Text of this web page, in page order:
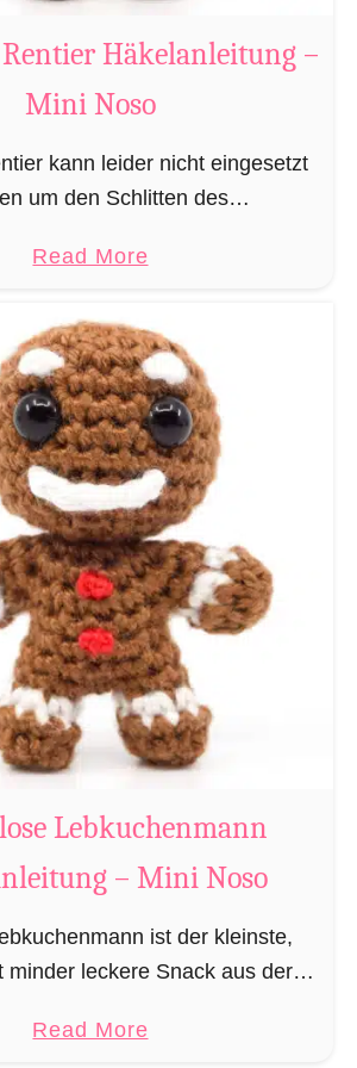
i
h
a
c
m
a
n
n
H
ä
k
e
l
a
n
l
e
t
u
g
–
i
Rentier Häkelanleitung –
Mini Noso
kann leider nicht eingesetzt
um den Schlitten des
eine leuchtende Nase und
Read Morea
o
u
t
K
o
s
t
e
n
l
o
s
e
R
n
t
e
r
Lebkuchenmann
– Mini Noso
ist der kleinste,
minder leckere Snack aus der
Die Nosos
Read Morea